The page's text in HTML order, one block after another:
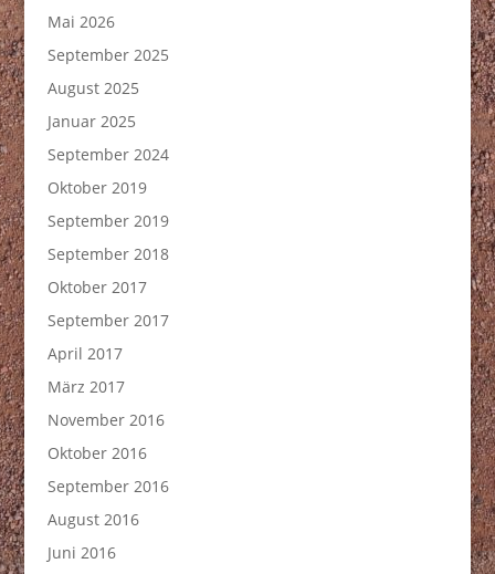
Mai 2026
September 2025
August 2025
Januar 2025
September 2024
Oktober 2019
September 2019
September 2018
Oktober 2017
September 2017
April 2017
März 2017
November 2016
Oktober 2016
September 2016
August 2016
Juni 2016